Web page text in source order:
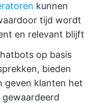
kunnen
tijd wordt
en relevant blijft
op basis
bieden
geven klanten het